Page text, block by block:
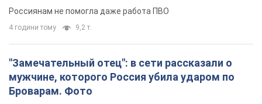
Россиянам не помогла даже работа ПВО
4 години тому 9,2 т.
"Замечательный отец": в сети рассказали о
мужчине, которого Россия убила ударом по
Броварам. Фото